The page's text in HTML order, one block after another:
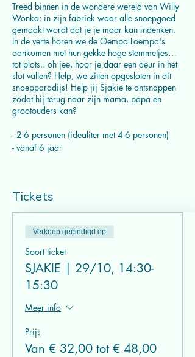
Treed binnen in de wondere wereld van Willy
Wonka: in zijn fabriek waar alle snoepgoed
gemaakt wordt dat je je maar kan indenken.
In de verte horen we de Oempa Loempa's
aankomen met hun gekke hoge stemmetjes…
tot plots.. oh jee, hoor je daar een deur in het
slot vallen? Help, we zitten opgesloten in dit
snoepparadijs! Help jij Sjakie te ontsnappen
zodat hij terug naar zijn mama, papa en
grootouders kan?
- 2-6 personen (idealiter met 4-6 personen)
- vanaf 6 jaar
Tickets
Verkoop geëindigd op
Soort ticket
SJAKIE | 29/10, 14:30-
15:30
Meer info
Prijs
Van € 32,00 tot € 48,00